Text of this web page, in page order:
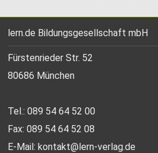
lern.de Bildungsgesellschaft mbH
Fürstenrieder Str. 52
80686 München
Tel.: 089 54 64 52 00
Fax: 089 54 64 52 08
E-Mail:kontakt@lern-verlag.de